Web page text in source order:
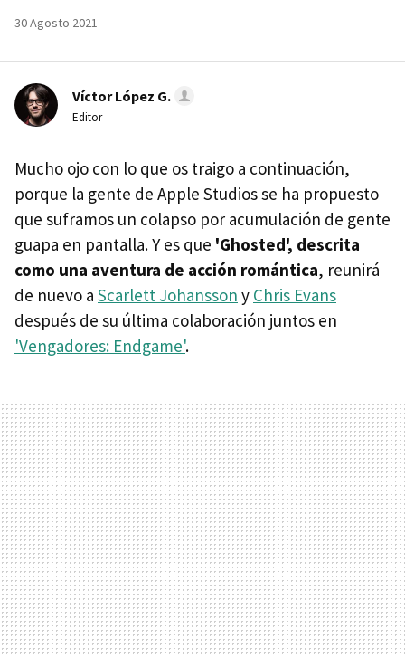
30 Agosto 2021
Víctor López G.
Editor
Mucho ojo con lo que os traigo a continuación,
porque la gente de Apple Studios se ha propuesto
que suframos un colapso por acumulación de gente
guapa en pantalla. Y es que 'Ghosted', descrita
como una aventura de acción romántica, reunirá
de nuevo a Scarlett Johansson y Chris Evans
después de su última colaboración juntos en
'Vengadores: Endgame'.